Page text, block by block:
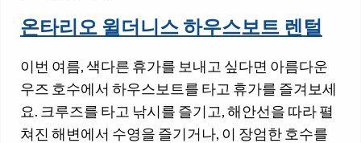
온타리오 윌더니스 하우스보트 렌털
이번 여름, 색다른 휴가를 보내고 싶다면 아름다운
우즈 호수에서 하우스보트를 타고 휴가를 즐겨보세
요. 크루즈를 타고 낚시를 즐기고, 해안선을 따라 펼
쳐진 해변에서 수영을 즐기거나, 이 장엄한 호수를